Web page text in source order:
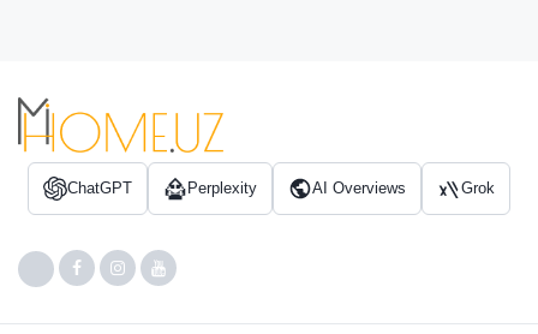
ChatGPT Perplexity AI Overviews Grok